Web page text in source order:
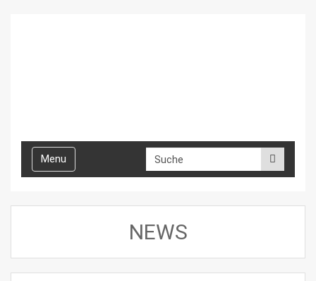
Toggle
navigation
Menu
NEWS